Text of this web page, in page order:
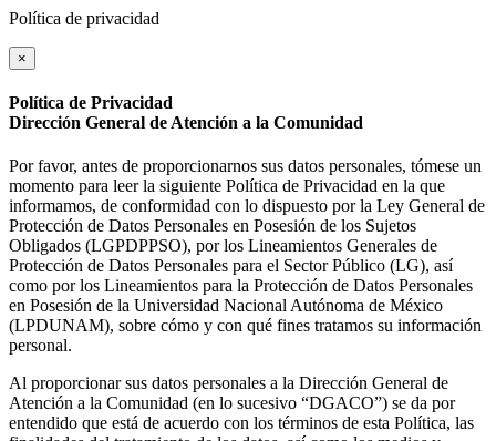
Política de privacidad
×
Política de Privacidad
Dirección General de Atención a la Comunidad
Por favor, antes de proporcionarnos sus datos personales, tómese un
momento para leer la siguiente Política de Privacidad en la que
informamos, de conformidad con lo dispuesto por la Ley General de
Protección de Datos Personales en Posesión de los Sujetos
Obligados (LGPDPPSO), por los Lineamientos Generales de
Protección de Datos Personales para el Sector Público (LG), así
como por los Lineamientos para la Protección de Datos Personales
en Posesión de la Universidad Nacional Autónoma de México
(LPDUNAM), sobre cómo y con qué fines tratamos su información
personal.
Al proporcionar sus datos personales a la Dirección General de
Atención a la Comunidad (en lo sucesivo “DGACO”) se da por
entendido que está de acuerdo con los términos de esta Política, las